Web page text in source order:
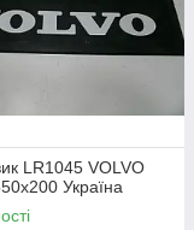
LR1045 VOLVO
Україна